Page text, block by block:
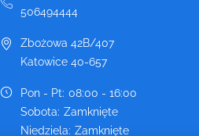
506494444
Zbożowa 42B/407
Katowice 40-657
Pon - Pt: 08:00 - 16:00
Sobota: Zamknięte
Niedziela: Zamknięte